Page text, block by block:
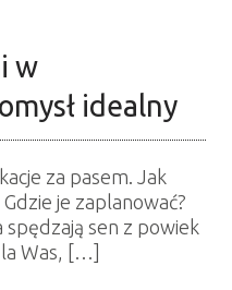
w
idealny
za pasem. Jak
je zaplanować?
spędzają sen z powiek
Was, […]